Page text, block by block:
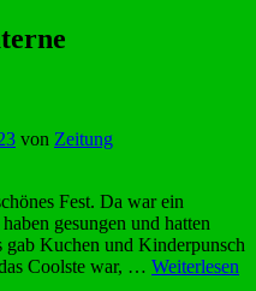
von Zeitung
Fest. Da war ein
gesungen und hatten
gab Kuchen und Kinderpunsch
Coolste war, … Weiterlesen